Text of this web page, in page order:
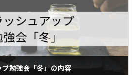
勉強会「冬」の内容